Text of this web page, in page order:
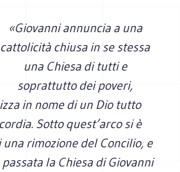
«Giovanni annuncia a una
cattolicità chiusa in se stessa
una Chiesa di tutti e
soprattutto dei poveri,
in nome di un Dio tutto
Sotto quest’arco si è
rimozione del Concilio, e
la Chiesa di Giovanni